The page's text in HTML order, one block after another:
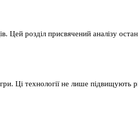
Цей розділ присвячений аналізу
Ці технології не лише підвищують